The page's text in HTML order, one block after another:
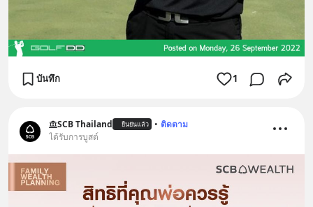
บันทึก 1
SCB Thailand ยืนยันแล้ว • ติดตาม
ได้รับการบูสต์